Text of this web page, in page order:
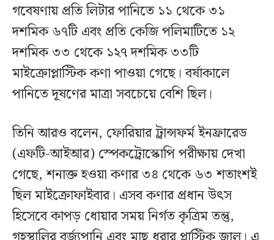
গবেষণায় প্রতি লিটার পানিতে ১১ থেকে ৩১
দশমিক ৬৭টি এবং প্রতি কেজি পলিমাটিতে ১২
দশমিক ৩৩ থেকে ১২৭ দশমিক ৩৩টি
মাইক্রোপ্লাস্টিক কণা পাওয়া গেছে। বর্ষাকালে
পানিতে দূষণের মাত্রা সবচেয়ে বেশি ছিল।
তিনি আরও বলেন, ফোরিয়ার ট্রান্সফর্ম ইনফ্রারেড
(এফটি-আইআর) স্পেকট্রোস্কোপি পরীক্ষায় দেখা
গেছে, শনাক্ত হওয়া কণার ৩৪ থেকে ৬৩ শতাংশই
ছিল মাইক্রোফাইবার। এসব কণার প্রধান উৎস
হিসেবে কাপড় ধোয়ার সময় নির্গত কৃত্রিম তন্তু,